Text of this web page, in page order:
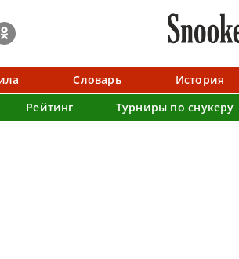
Словарь История
Рейтинг Турниры по снукеру